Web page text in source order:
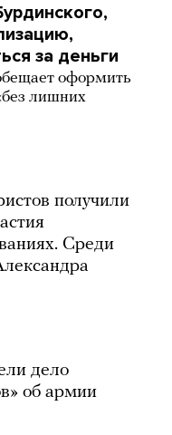
за деньги
оформить
лишних
получили
Среди
дело
об армии